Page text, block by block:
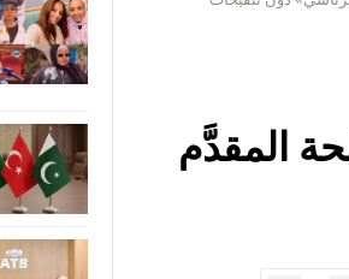
المقدَّم